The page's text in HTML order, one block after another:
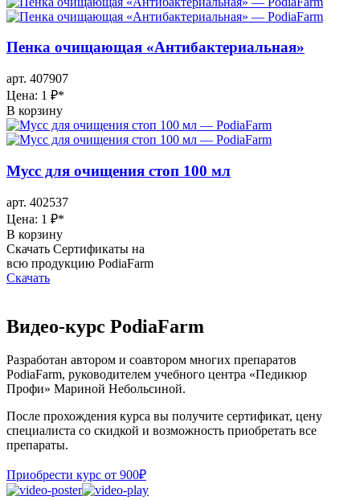
Пенка очищающая «Антибактериальная»
арт. 407907
Цена: 1 ₽*
В корзину
Мусс для очищения стоп 100 мл
арт. 402537
Цена: 1 ₽*
В корзину
Скачать Сертификаты на
всю продукцию PodiaFarm
Скачать
Видео-курс PodiaFarm
Разработан автором и соавтором многих препаратов
PodiaFarm, руководителем учебного центра «Педикюр
Профи» Мариной Небольсиной.
После прохождения курса вы получите сертификат, цену
специалиста со скидкой и возможность приобретать все
препараты.
Приобрести курс от 900₽